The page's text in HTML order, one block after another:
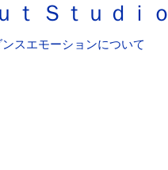
ｔ Ｓｔｕｄｉｏ
ンスエモーションについて